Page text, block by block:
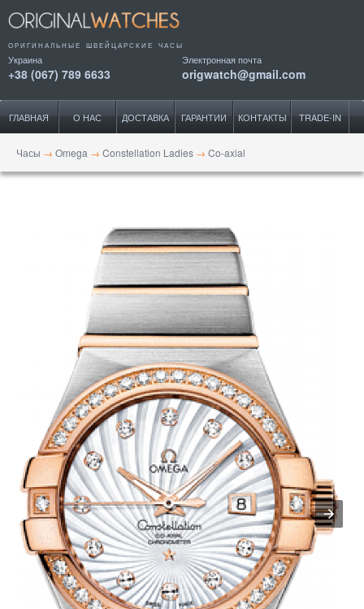
ОРИГИНАЛЬНЫЕ ШВЕЙЦАРСКИЕ ЧАСЫ
Украина
+38 (067) 789 6633
Электронная почта
origwatch@gmail.com
ГЛАВНАЯ О НАС ДОСТАВКА ГАРАНТИИ КОНТАКТЫ TRADE-IN
Часы → Omega → Constellation Ladies → Co-axial